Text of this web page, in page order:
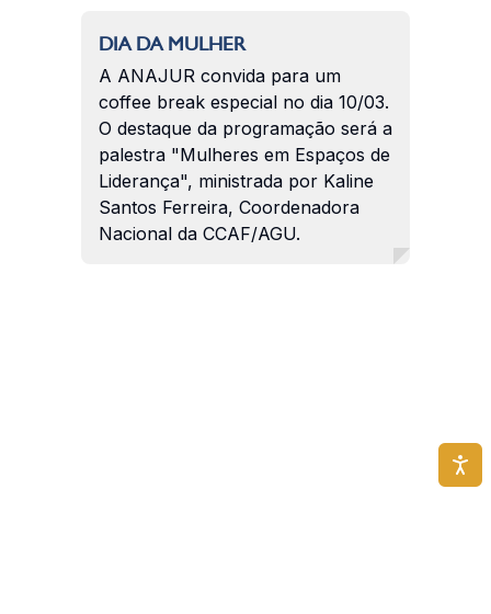
DIA DA MULHER
A ANAJUR convida para um
coffee break especial no dia 10/03.
O destaque da programação será a
palestra "Mulheres em Espaços de
Liderança", ministrada por Kaline
Santos Ferreira, Coordenadora
Nacional da CCAF/AGU.